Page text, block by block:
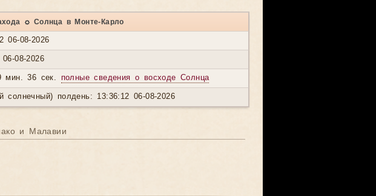
☼ Солнца в Монте-Карло
06-08-2026
08-2026
мин. 36 сек. полные сведения о восходе Солнца
солнечный) полдень: 13:36:12 06-08-2026
и Малавии